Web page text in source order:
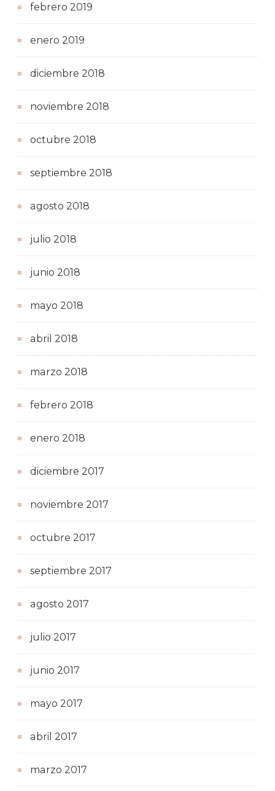
febrero 2019
enero 2019
diciembre 2018
noviembre 2018
octubre 2018
septiembre 2018
agosto 2018
julio 2018
junio 2018
mayo 2018
abril 2018
marzo 2018
febrero 2018
enero 2018
diciembre 2017
noviembre 2017
octubre 2017
septiembre 2017
agosto 2017
julio 2017
junio 2017
mayo 2017
abril 2017
marzo 2017